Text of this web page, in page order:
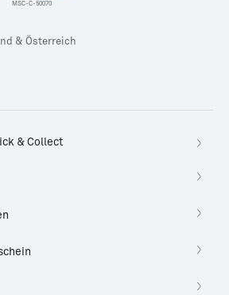
MSC-C-50070
& Österreich
& Collect